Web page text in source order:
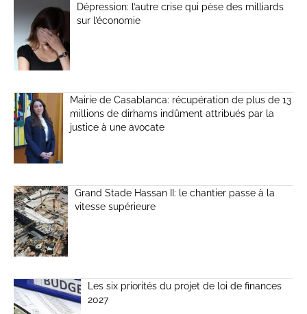
Dépression: l’autre crise qui pèse des milliards
sur l’économie
Mairie de Casablanca: récupération de plus de 13
millions de dirhams indûment attribués par la
justice à une avocate
Grand Stade Hassan II: le chantier passe à la
vitesse supérieure
Les six priorités du projet de loi de finances
2027